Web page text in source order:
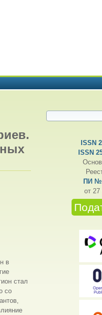
в
стал
со
ФОРМА
ISSN
ISSN
ПИ №
от 27